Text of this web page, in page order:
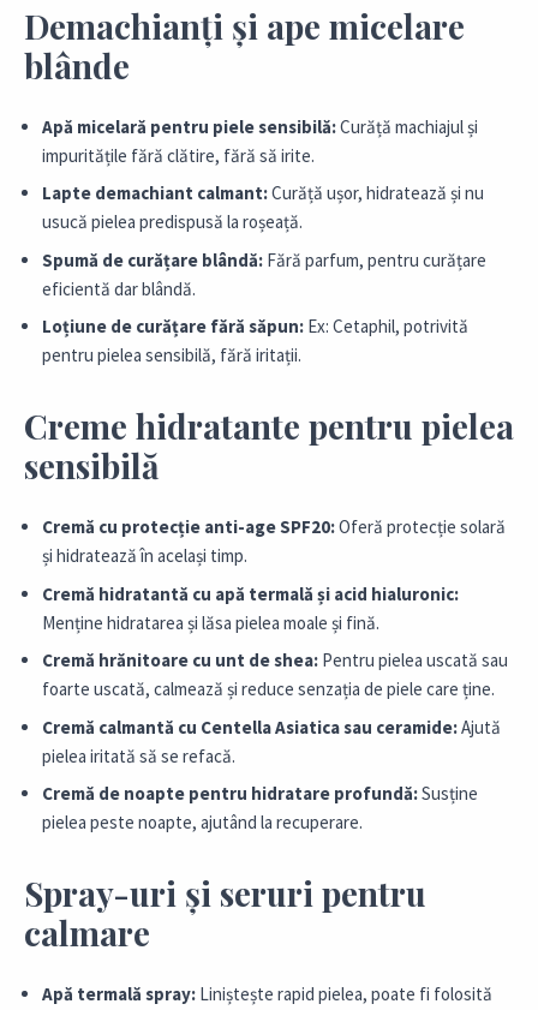
Demachianți și ape micelare
blânde
Apă micelară pentru piele sensibilă:Curăță machiajul și
impuritățile fără clătire, fără să irite.
Lapte demachiant calmant:Curăță ușor, hidratează și nu
usucă pielea predispusă la roșeață.
Spumă de curățare blândă: Fără parfum, pentru curățare
eficientă dar blândă.
Loțiune de curățare fără săpun: Ex: Cetaphil, potrivită
pentru pielea sensibilă, fără iritații.
Creme hidratante pentru pielea
sensibilă
Cremă cu protecție anti-age SPF20:Oferă protecție solară
și hidratează în același timp.
Cremă hidratantă cu apă termală și acid hialuronic:
Menține hidratarea și lăsa pielea moale și fină.
Cremă hrănitoare cu unt de shea: Pentru pielea uscată sau
foarte uscată, calmează și reduce senzația de piele care ține.
Cremă calmantă cu Centella Asiatica sau ceramide:Ajută
pielea iritată să se refacă.
Cremă de noapte pentru hidratare profundă:Susține
pielea peste noapte, ajutând la recuperare.
Spray-uri și seruri pentru
calmare
Apă termală spray: Liniștește rapid pielea, poate fi folosită